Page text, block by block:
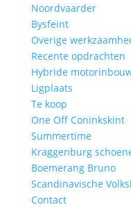
Noordvaarder
Bysfeint
Overige
Recente opdrachten
Hybride
Ligplaats
Te koop
One Off Coninkskint
Summertime
Kraggenburg
Boemerang Bruno
Scandinavische
Contact